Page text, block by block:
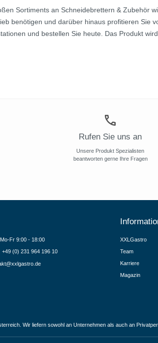
Sortiments an Schneidebrettern & Zubehör
benötigen und darüber hinaus profitieren Sie
und bestellen Sie heute. Das Produkt
Rufen Sie uns an
Unsere Produkt Spezialisten
beantworten gerne Ihre Fragen
Fr 9:00 - 18:00
+49 (0) 231 964 196 10
XXLGastro
Team
Karriere
Magazin
Wir liefern sowohl an Unternehmen als auch an